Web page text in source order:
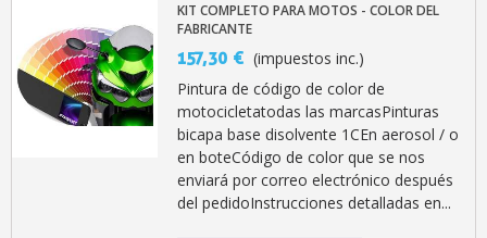
KIT COMPLETO PARA MOTOS - COLOR DEL
FABRICANTE
157,30 € (impuestos inc.)
Pintura de código de color de
motocicletatodas las marcasPinturas
bicapa base disolvente 1CEn aerosol / o
en boteCódigo de color que se nos
enviará por correo electrónico después
del pedidoInstrucciones detalladas en...